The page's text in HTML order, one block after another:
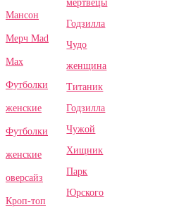
Мансон
Мерч Mad
Max
Футболки
женские
Футболки
женские
оверсайз
Кроп-топ
мертвецы
Годзилла
Чудо
женщина
Титаник
Годзилла
Чужой
Хищник
Парк
Юрского